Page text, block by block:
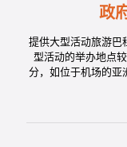
政
提供大型活动旅游巴
型活动的举办地点
分，如位于机场的亚